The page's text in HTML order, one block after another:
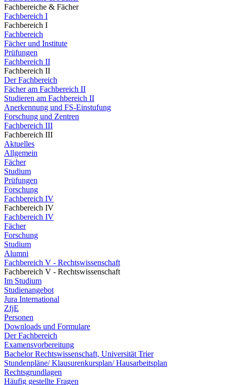
Fachbereiche & Fächer
Fachbereich I
Fachbereich I
Fachbereich
Fächer und Institute
Prüfungen
Fachbereich II
Fachbereich II
Der Fachbereich
Fächer am Fachbereich II
Studieren am Fachbereich II
Anerkennung und FS-Einstufung
Forschung und Zentren
Fachbereich III
Fachbereich III
Aktuelles
Allgemein
Fächer
Studium
Prüfungen
Forschung
Fachbereich IV
Fachbereich IV
Fachbereich IV
Fächer
Forschung
Studium
Alumni
Fachbereich V - Rechtswissenschaft
Fachbereich V - Rechtswissenschaft
Im Studium
Studienangebot
Jura International
ZfjE
Personen
Downloads und Formulare
Der Fachbereich
Examensvorbereitung
Bachelor Rechtswissenschaft, Universität Trier
Stundenpläne/ Klausurenkursplan/ Hausarbeitsplan
Rechtsgrundlagen
Häufig gestellte Fragen